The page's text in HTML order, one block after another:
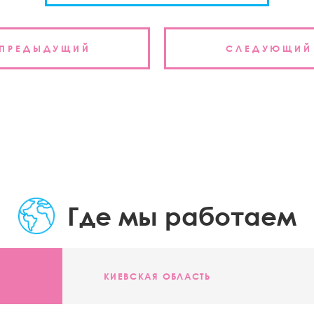
ПРЕДЫДУЩИЙ СЛЕДУЮЩИЙ
Где мы работаем
КИЕВСКАЯ ОБЛАСТЬ